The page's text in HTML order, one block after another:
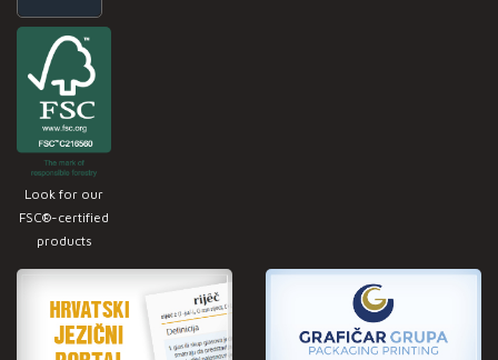
Look for our
FSC®-certified
products